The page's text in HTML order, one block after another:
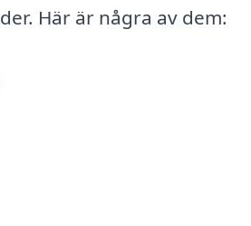
Här är några av dem: